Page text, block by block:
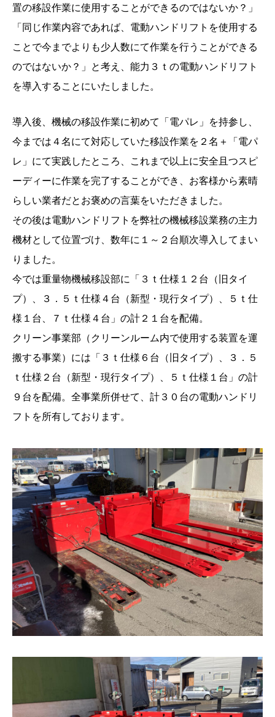
置の移設作業に使用することができるのではないか？」
「同じ作業内容であれば、電動ハンドリフトを使用する
ことで今までよりも少人数にて作業を行うことができる
のではないか？」と考え、能力３ｔの電動ハンドリフト
を導入することにいたしました。
導入後、機械の移設作業に初めて「電パレ」を持参し、
今までは４名にて対応していた移設作業を２名＋「電パ
レ」にて実践したところ、これまで以上に安全且つスピ
ーディーに作業を完了することができ、お客様から素晴
らしい業者だとお褒めの言葉をいただきました。
その後は電動ハンドリフトを弊社の機械移設業務の主力
機材として位置づけ、数年に１～２台順次導入してまい
りました。
今では重量物機械移設部に「３ｔ仕様１２台（旧タイ
プ）、３．５ｔ仕様４台（新型・現行タイプ）、５ｔ仕
様１台、７ｔ仕様４台」の計２１台を配備。
クリーン事業部（クリーンルーム内で使用する装置を運
搬する事業）には「３ｔ仕様６台（旧タイプ）、３．５
ｔ仕様２台（新型・現行タイプ）、５ｔ仕様１台」の計
９台を配備。全事業所併せて、計３０台の電動ハンドリ
フトを所有しております。